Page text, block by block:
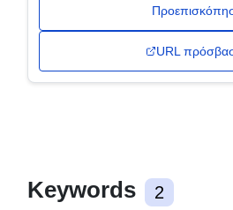
URL
Keywords 2